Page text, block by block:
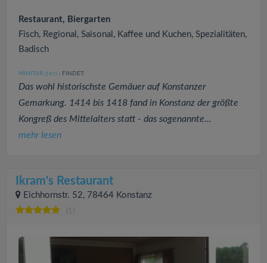
Restaurant, Biergarten
Fisch, Regional, Saisonal, Kaffee und Kuchen, Spezialitäten,
Badisch
MINITAR (1415 ) FINDET:
Das wohl historischste Gemäuer auf Konstanzer
Gemarkung. 1414 bis 1418 fand in Konstanz der größte
Kongreß des Mittelalters statt - das sogenannte...
mehr lesen
Ikram's Restaurant
Eichhornstr. 52, 78464 Konstanz
(1)